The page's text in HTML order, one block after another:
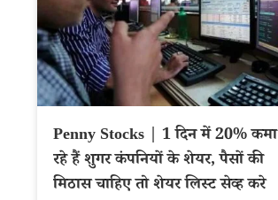
Penny Stocks | 1 दिन में 20% कमा
रहे हैं शुगर कंपनियों के शेयर, पैसों की
मिठास चाहिए तो शेयर लिस्ट सेव्ह करे